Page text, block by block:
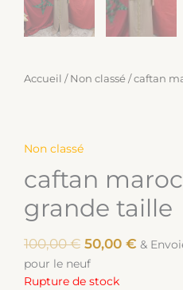
Accueil / Non classé / caftan
Non classé
caftan
grande taille
100,00€ 50,00 € &
pour le neuf
Rupture de stock